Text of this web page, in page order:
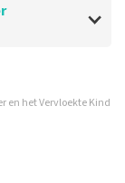
en het Vervloekte Kind